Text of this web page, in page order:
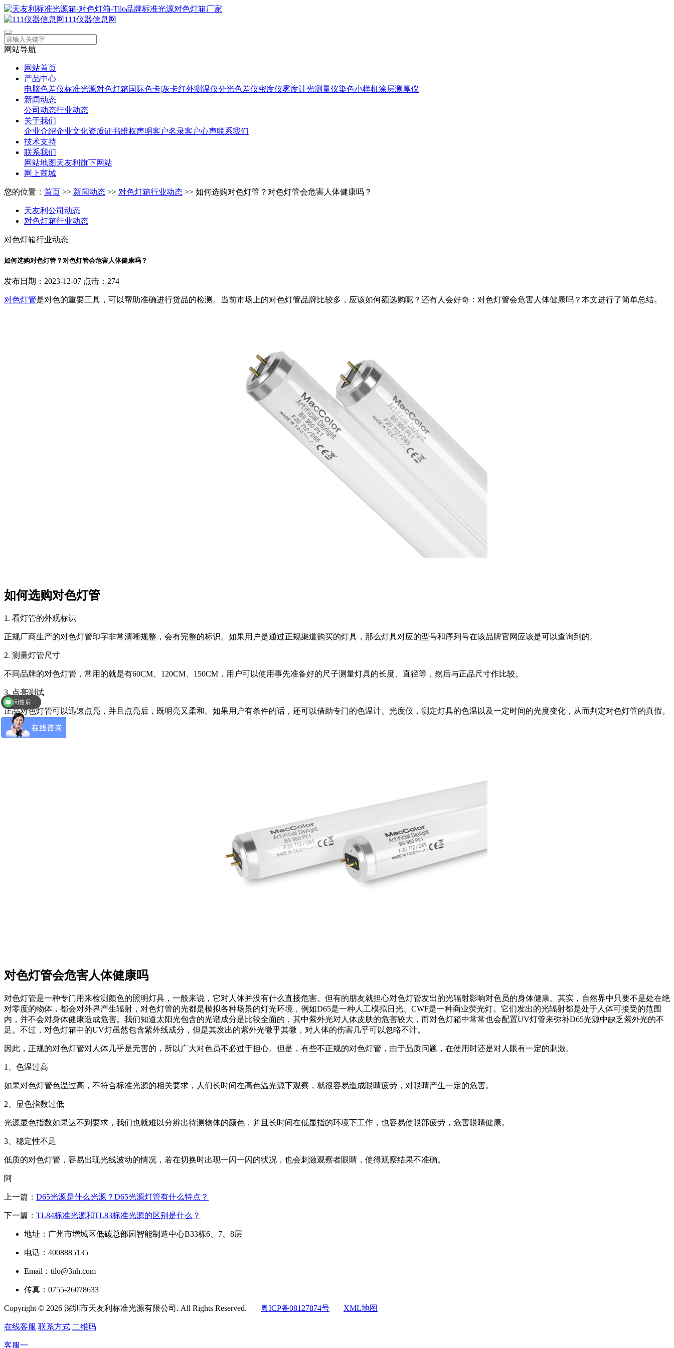
111仪器信息网
网站导航
网站首页
产品中心
电脑色差仪标准光源对色灯箱国际色卡|灰卡红外测温仪分光色差仪密度仪雾度计光测量仪染色小样机涂层测厚仪
新闻动态
公司动态行业动态
关于我们
企业介绍企业文化资质证书维权声明客户名录客户心声联系我们
技术支持
联系我们
网站地图天友利旗下网站
网上商城
您的位置： 首页 >> 新闻动态 >> 对色灯箱行业动态 >> 如何选购对色灯管？对色灯管会危害人体健康吗？
天友利公司动态
对色灯箱行业动态
对色灯箱行业动态
如何选购对色灯管？对色灯管会危害人体健康吗？
发布日期：2023-12-07 点击：274
对色灯管是对色的重要工具，可以帮助准确进行货品的检测。当前市场上的对色灯管品牌比较多，应该如何额选购呢？还有人会好奇：对色灯管会危害人体健康吗？本文进行了简单总结。
如何选购对色灯管
1. 看灯管的外观标识
正规厂商生产的对色灯管印字非常清晰规整，会有完整的标识。如果用户是通过正规渠道购买的灯具，那么灯具对应的型号和序列号在该品牌官网应该是可以查询到的。
2. 测量灯管尺寸
不同品牌的对色灯管，常用的就是有60CM、120CM、150CM，用户可以使用事先准备好的尺子测量灯具的长度、直径等，然后与正品尺寸作比较。
3. 点亮测试
正品对色灯管可以迅速点亮，并且点亮后，既明亮又柔和。如果用户有条件的话，还可以借助专门的色温计、光度仪，测定灯具的色温以及一定时间的光度变化，从而判定对色灯管的真假。
对色灯管会危害人体健康吗
对色灯管是一种专门用来检测颜色的照明灯具，一般来说，它对人体并没有什么直接危害。但有的朋友就担心对色灯管发出的光辐射影响对色员的身体健康。其实，自然界中只要不是处在绝
对零度的物体，都会对外界产生辐射，对色灯管的光都是模拟各种场景的灯光环境，例如D65是一种人工模拟日光、CWF是一种商业荧光灯。它们发出的光辐射都是处于人体可接受的范围
内，并不会对身体健康造成危害。我们知道太阳光包含的光谱成分是比较全面的，其中紫外光对人体皮肤的危害较大，而对色灯箱中常常也会配置UV灯管来弥补D65光源中缺乏紫外光的不
足。不过，对色灯箱中的UV灯虽然包含紫外线成分，但是其发出的紫外光微乎其微，对人体的伤害几乎可以忽略不计。
因此，正规的对色灯管对人体几乎是无害的，所以广大对色员不必过于担心。但是，有些不正规的对色灯管，由于品质问题，在使用时还是对人眼有一定的刺激。
1、色温过高
如果对色灯管色温过高，不符合标准光源的相关要求，人们长时间在高色温光源下观察，就很容易造成眼睛疲劳，对眼睛产生一定的危害。
2、显色指数过低
光源显色指数如果达不到要求，我们也就难以分辨出待测物体的颜色，并且长时间在低显指的环境下工作，也容易使眼部疲劳，危害眼睛健康。
3、稳定性不足
低质的对色灯管，容易出现光线波动的情况，若在切换时出现一闪一闪的状况，也会刺激观察者眼睛，使得观察结果不准确。
阿
上一篇： D65光源是什么光源？D65光源灯管有什么特点？
下一篇： TL84标准光源和TL83标准光源的区别是什么？
地址：广州市增城区低碳总部园智能制造中心B33栋6、7、8层
电话：4008885135
Email：tilo@3nh.com
传真：0755-26078633
Copyright © 2026 深圳市天友利标准光源有限公司. All Rights Reserved. 粤ICP备08127874号 XML地图
在线客服 联系方式 二维码
客服一
问售后